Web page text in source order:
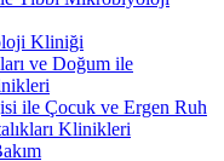
Kliniği
ve Doğum ile
ile Çocuk ve Ergen Ruh
Klinikleri